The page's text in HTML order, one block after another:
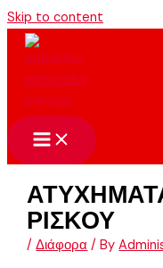
Skip to content
ΡΙΣΚΟΥ
/Διάφορα / By